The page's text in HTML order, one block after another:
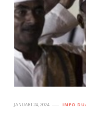
JANUARI 24, 2024 INFO